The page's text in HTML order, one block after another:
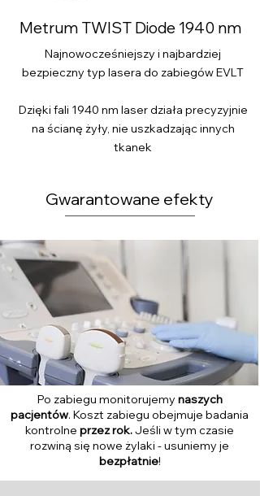
Metrum TWIST Diode 1940 nm
Najnowocześniejszy i najbardziej
bezpieczny typ lasera do zabiegów EVLT
Dzięki fali 1940 nm laser działa precyzyjnie
na ścianę żyły, nie uszkadzając innych
tkanek
Gwarantowane efekty
Po zabiegu monitorujemy naszych
pacjentów. Koszt zabiegu obejmuje badania
kontrolne przez rok.Jeśli w tym czasie
rozwiną się nowe żylaki - usuniemy je
bezpłatnie!